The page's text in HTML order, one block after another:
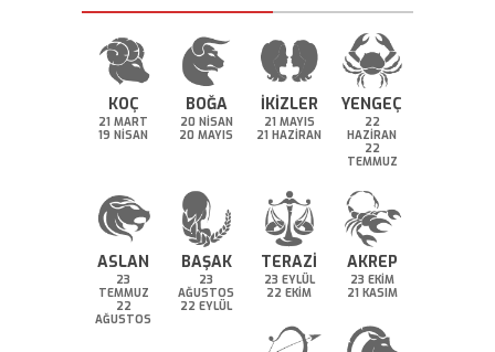
KOÇ
21 MART
19 NİSAN
BOĞA
20 NİSAN
20 MAYIS
İKİZLER
21 MAYIS
21 HAZİRAN
YENGEÇ
22
HAZİRAN
22
TEMMUZ
ASLAN
23
TEMMUZ
22
AĞUSTOS
BAŞAK
23
AĞUSTOS
22 EYLÜL
TERAZİ
23 EYLÜL
22 EKİM
AKREP
23 EKİM
21 KASIM